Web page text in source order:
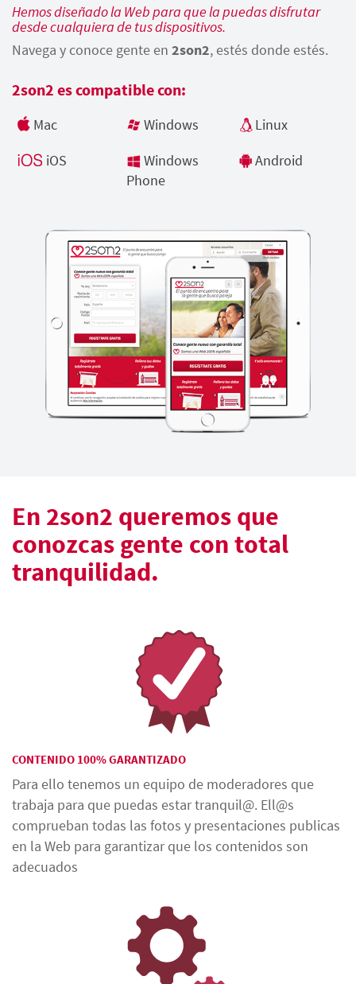
Hemos diseñado la Web para que la puedas disfrutar
desde cualquiera de tus dispositivos.
Navega y conoce gente en 2son2, estés donde estés.
2son2 es compatible con:
Mac Windows
Linux
iOS
Windows
Phone
Android
En 2son2 queremos que
conozcas gente con total
tranquilidad.
CONTENIDO 100% GARANTIZADO
Para ello tenemos un equipo de moderadores que
trabaja para que puedas estar tranquil@. Ell@s
comprueban todas las fotos y presentaciones publicas
en la Web para garantizar que los contenidos son
adecuados